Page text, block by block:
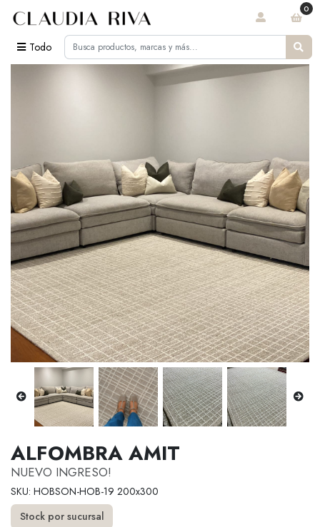
Todo
0
ALFOMBRA AMIT
NUEVO INGRESO!
SKU: HOBSON-HOB-19 200x300
Stock por sucursal